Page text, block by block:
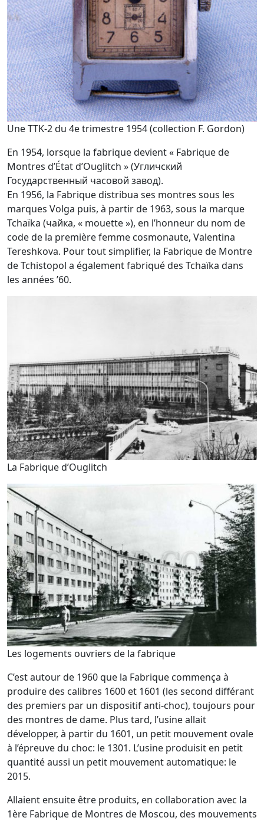
Une TTK-2 du 4e trimestre 1954 (collection F. Gordon)
En 1954, lorsque la fabrique devient « Fabrique de
Montres d’État d’Ouglitch » (Угличский
Государственный часовой завод).
En 1956, la Fabrique distribua ses montres sous les
marques Volga puis, à partir de 1963, sous la marque
Tchaïka (чайка, « mouette »), en l’honneur du nom de
code de la première femme cosmonaute, Valentina
Tereshkova. Pour tout simplifier, la Fabrique de Montre
de Tchistopol a également fabriqué des Tchaïka dans
les années ’60.
La Fabrique d’Ouglitch
Les logements ouvriers de la fabrique
C’est autour de 1960 que la Fabrique commença à
produire des calibres 1600 et 1601 (les second différant
des premiers par un dispositif anti-choc), toujours pour
des montres de dame. Plus tard, l’usine allait
développer, à partir du 1601, un petit mouvement ovale
à l’épreuve du choc: le 1301. L’usine produisit en petit
quantité aussi un petit mouvement automatique: le
2015.
Allaient ensuite être produits, en collaboration avec la
1ère Fabrique de Montres de Moscou, des mouvements